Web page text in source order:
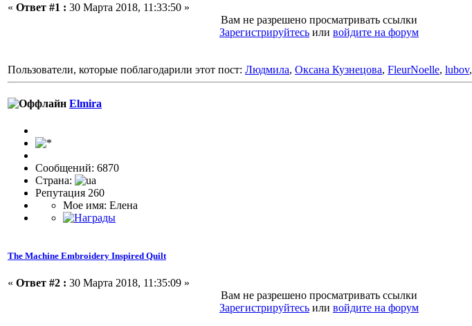
« Ответ #1 : 30 Марта 2018, 11:33:50 »
Вам не разрешено просматривать ссылки
Зарегистрируйтесь или войдите на форум
Пользователи, которые поблагодарили этот пост: Людмила, Оксана Кузнецова, FleurNoelle, lubov,
Elmira
Сообщений: 6870
Страна:
Репутация 260
Мое имя: Елена
The Machine Embroidery Inspired Quilt
« Ответ #2 : 30 Марта 2018, 11:35:09 »
Вам не разрешено просматривать ссылки
Зарегистрируйтесь или войдите на форум